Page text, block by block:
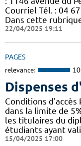
Courriel Tél. : 04
Dans cette
22/04/2025 19:11
PAGES
relevance:
Dispenses
Conditions
dans la limite de
les titulaires du
étudiants ayant
15/04/2025 17:00